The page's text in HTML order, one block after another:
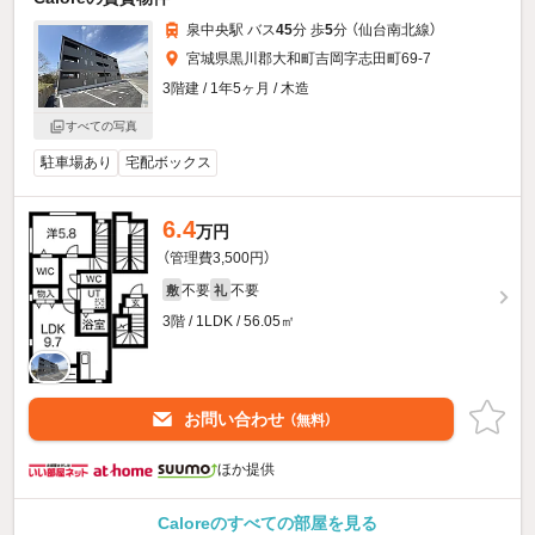
すべての写真
泉中央駅 バス45分 歩5分 （仙台南北線）
宮城県黒川郡大和町吉岡字志田町69-7
3階建 / 1年5ヶ月 / 木造
駐車場あり 宅配ボックス
6.4万円
（管理費3,500円）
敷 不要 礼 不要
3階 / 1LDK / 56.05㎡
お問い合わせ （無料）
ほか提供
Caloreのすべての部屋を見る